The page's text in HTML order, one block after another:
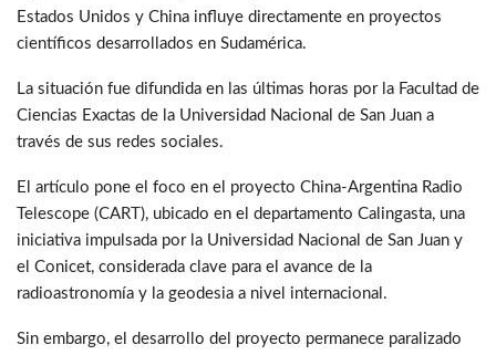
Estados Unidos y China influye directamente en proyectos
científicos desarrollados en Sudamérica.
La situación fue difundida en las últimas horas por la Facultad de
Ciencias Exactas de la Universidad Nacional de San Juan a
través de sus redes sociales.
El artículo pone el foco en el proyecto China-Argentina Radio
Telescope (CART), ubicado en el departamento Calingasta, una
iniciativa impulsada por la Universidad Nacional de San Juan y
el Conicet, considerada clave para el avance de la
radioastronomía y la geodesia a nivel internacional.
Sin embargo, el desarrollo del proyecto permanece paralizado